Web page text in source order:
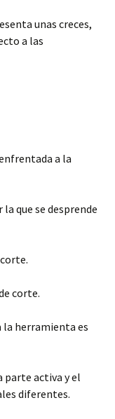
unas creces,
a las
a la
que se desprende
corte.
la herramienta es
parte activa y el
diferentes.